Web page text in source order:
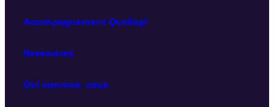
Accompagnement Qualiopi
Ressources
Qui sommes‑nous